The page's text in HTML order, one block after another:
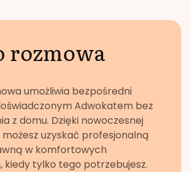
rozmowa
umożliwia bezpośredni
Adwokatem bez
z domu. Dzięki nowoczesnej
uzyskać profesjonalną
w komfortowych
kiedy tylko tego potrzebujesz.